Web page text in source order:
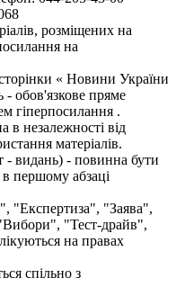
розміщених на
на
« Новини України
- обов'язкове пряме
гіперпосилання .
в незалежності від
матеріалів.
- видань) - повинна бути
першому абзаці
"Експертиза", "Заява",
"Тест-драйв",
на правах
спільно з